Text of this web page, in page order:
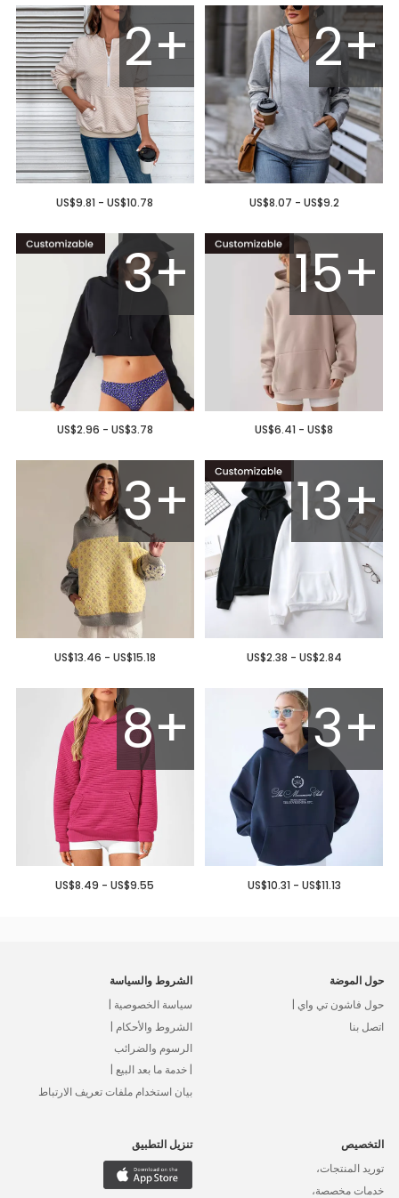
2+
US$8.07 - US$9.2
2+
US$9.81 - US$10.78
15+
US$6.41 - US$8
3+
US$2.96 - US$3.78
13+
US$2.38 - US$2.84
3+
US$13.46 - US$15.18
3+
US$10.31 - US$11.13
8+
US$8.49 - US$9.55
حول الموضة
حول فاشون تي واي |
اتصل بنا
الشروط والسياسة
سياسة الخصوصية |
الشروط والأحكام |
الرسوم والضرائب
| خدمة ما بعد البيع |
بيان استخدام ملفات تعريف الارتباط
التخصيص
توريد المنتجات،
خدمات مخصصة،
تنزيل التطبيق